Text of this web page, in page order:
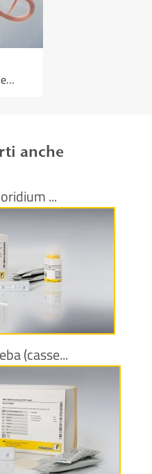
anche
...
(casse...